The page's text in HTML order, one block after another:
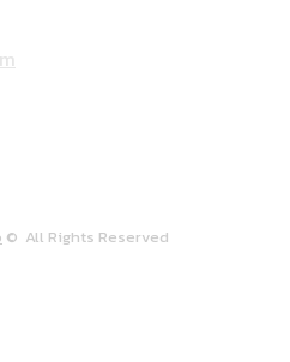
© All Rights Reserved